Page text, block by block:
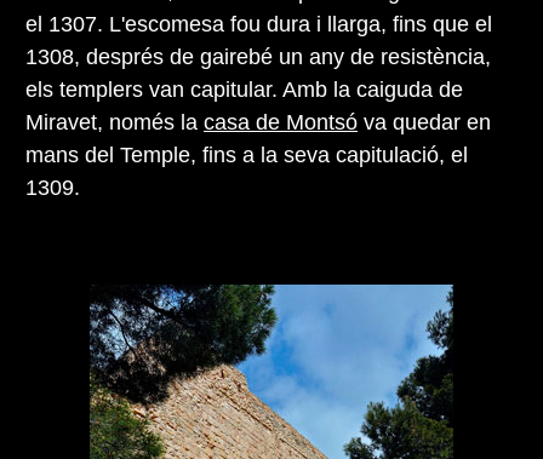
el 1307. L'escomesa fou dura i llarga, fins que el
1308, després de gairebé un any de resistència,
els templers van capitular. Amb la caiguda de
Miravet, només la casa de Montsó va quedar en
mans del Temple, fins a la seva capitulació, el
1309.